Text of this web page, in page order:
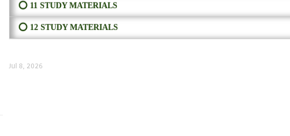
⭕ 11 STUDY MATERIALS
⭕ 12 STUDY MATERIALS
Jul 8, 2026